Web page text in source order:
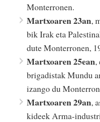
Monterronen.
Martxoaren 23an,
bik Irak eta
dute Monterronen,
Martxoaren 25ean,
brigadistak Mundu
izango du
Martxoaren 29an,
kideek Arma-